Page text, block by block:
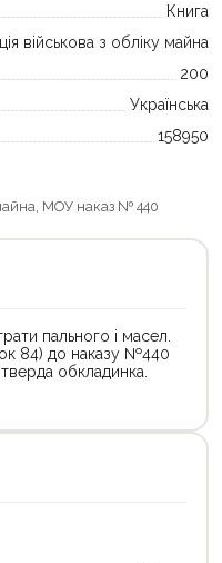
Книга
військова з обліку майна
200
Українська
158950
МОУ наказ № 440
пального і масел.
84) до наказу №440
обкладинка.